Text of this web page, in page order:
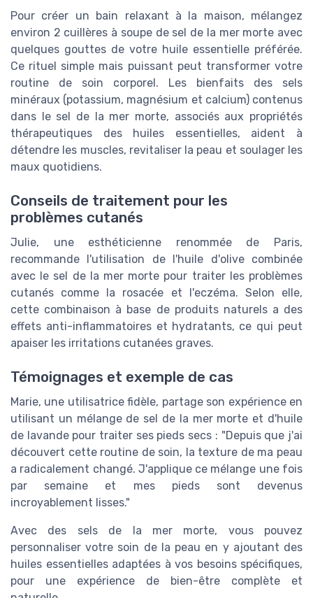
Pour créer un bain relaxant à la maison, mélangez
environ 2 cuillères à soupe de sel de la mer morte avec
quelques gouttes de votre huile essentielle préférée.
Ce rituel simple mais puissant peut transformer votre
routine de soin corporel. Les bienfaits des sels
minéraux (potassium, magnésium et calcium) contenus
dans le sel de la mer morte, associés aux propriétés
thérapeutiques des huiles essentielles, aident à
détendre les muscles, revitaliser la peau et soulager les
maux quotidiens.
Conseils de traitement pour les
problèmes cutanés
Julie, une esthéticienne renommée de Paris,
recommande l'utilisation de l'huile d'olive combinée
avec le sel de la mer morte pour traiter les problèmes
cutanés comme la rosacée et l'eczéma. Selon elle,
cette combinaison à base de produits naturels a des
effets anti-inflammatoires et hydratants, ce qui peut
apaiser les irritations cutanées graves.
Témoignages et exemple de cas
Marie, une utilisatrice fidèle, partage son expérience en
utilisant un mélange de sel de la mer morte et d'huile
de lavande pour traiter ses pieds secs : "Depuis que j'ai
découvert cette routine de soin, la texture de ma peau
a radicalement changé. J'applique ce mélange une fois
par semaine et mes pieds sont devenus
incroyablement lisses."
Avec des sels de la mer morte, vous pouvez
personnaliser votre soin de la peau en y ajoutant des
huiles essentielles adaptées à vos besoins spécifiques,
pour une expérience de bien-être complète et